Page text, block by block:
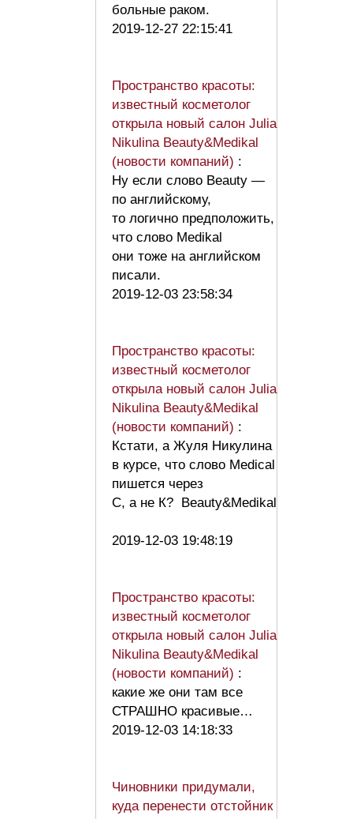
больные раком.
2019-12-27 22:15:41
Пространство красоты:
известный косметолог
открыла новый салон Julia
Nikulina Beauty&Medikal
(новости компаний) :
Ну если слово Beauty —
по английскому,
то логично предположить,
что слово Medikal
они тоже на английском
писали.
2019-12-03 23:58:34
Пространство красоты:
известный косметолог
открыла новый салон Julia
Nikulina Beauty&Medikal
(новости компаний) :
Кстати, а Жуля Никулина
в курсе, что слово Medical
пишется через
C, а не К? Beauty&Medikal
2019-12-03 19:48:19
Пространство красоты:
известный косметолог
открыла новый салон Julia
Nikulina Beauty&Medikal
(новости компаний) :
какие же они там все
СТРАШНО красивые…
2019-12-03 14:18:33
Чиновники придумали,
куда перенести отстойник